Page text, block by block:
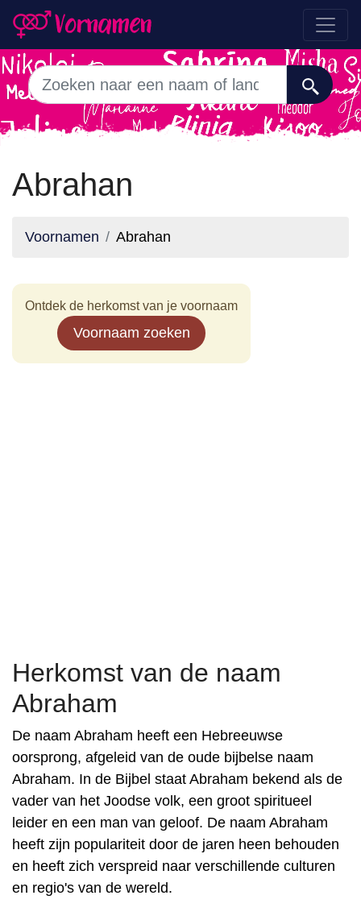
Abrahan
Voornamen Abrahan
Ontdek de herkomst van je voornaam
Voornaam zoeken
Herkomst van de naam
Abraham
De naam Abraham heeft een Hebreeuwse
oorsprong, afgeleid van de oude bijbelse naam
Abraham. In de Bijbel staat Abraham bekend als de
vader van het Joodse volk, een groot spiritueel
leider en een man van geloof. De naam Abraham
heeft zijn populariteit door de jaren heen behouden
en heeft zich verspreid naar verschillende culturen
en regio's van de wereld.